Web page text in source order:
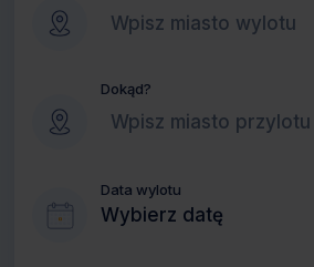
Dokąd?
Data wylotu
Wybierz datę